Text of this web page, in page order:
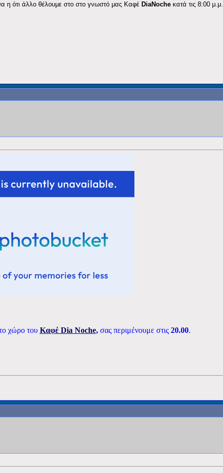
η ότι άλλο θέλουμε στο στο γνωστό μας Καφέ DiaNoche κατά τις 8:00 μ.μ.
χώρο του Καφέ Dia Noche,σας περιμένουμε στις 20.00.